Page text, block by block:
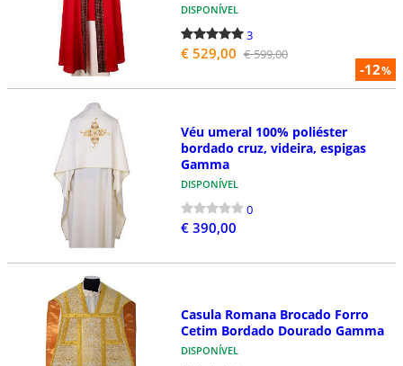
-12%
DISPONÍVEL
3
€ 529,00 € 599,00
Véu umeral 100% poliéster
bordado cruz, videira, espigas
Gamma
DISPONÍVEL
0
€ 390,00
Casula Romana Brocado Forro
Cetim Bordado Dourado Gamma
DISPONÍVEL